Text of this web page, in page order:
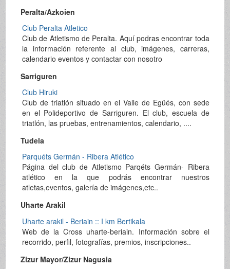
Peralta/Azkoien
Club Peralta Atletico
Club de Atletismo de Peralta. Aquí podras encontrar toda
la información referente al club, imágenes, carreras,
calendario eventos y contactar con nosotro
Sarriguren
Club Hiruki
Club de triatlón situado en el Valle de Egüés, con sede
en el Polideportivo de Sarriguren. El club, escuela de
triatlón, las pruebas, entrenamientos, calendario, ....
Tudela
Parquéts Germán - Ribera Atlético
Página del club de Atletismo Parqéts Germán- Ribera
atlético en la que podrás encontrar nuestros
atletas,eventos, galería de imágenes,etc..
Uharte Arakil
Uharte arakil - Beriain :: I km Bertikala
Web de la Cross uharte-beriain. Información sobre el
recorrido, perfil, fotografías, premios, inscripciones..
Zizur Mayor/Zizur Nagusia